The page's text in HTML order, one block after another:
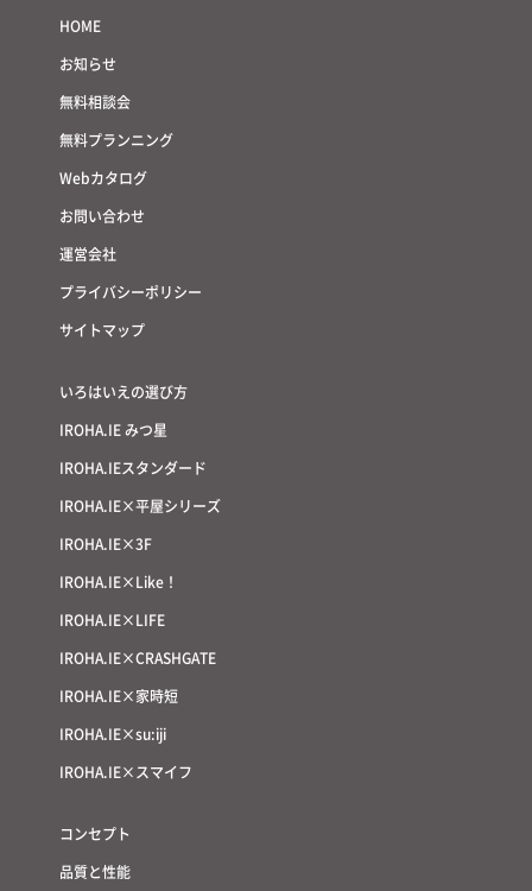
HOME
お知らせ
無料相談会
無料プランニング
Webカタログ
お問い合わせ
運営会社
プライバシーポリシー
サイトマップ
いろはいえの選び方
IROHA.IE みつ星
IROHA.IEスタンダード
IROHA.IE×平屋シリーズ
IROHA.IE×3F
IROHA.IE×Like！
IROHA.IE×LIFE
IROHA.IE×CRASHGATE
IROHA.IE×家時短
IROHA.IE×su:iji
IROHA.IE×スマイフ
コンセプト
品質と性能